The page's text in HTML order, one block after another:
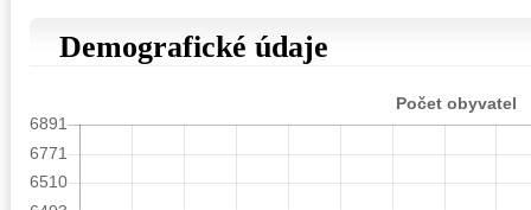
Demografické údaje